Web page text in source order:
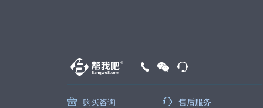
购买咨询 售后服务